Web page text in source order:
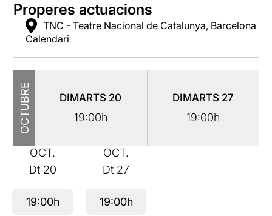
Properes actuacions
TNC - Teatre Nacional de Catalunya, Barcelona
Calendari
OCTUBRE DIMARTS 20
19:00h
DIMARTS 27
19:00h
OCT.
Dt 20
19:00h
OCT.
Dt 27
19:00h